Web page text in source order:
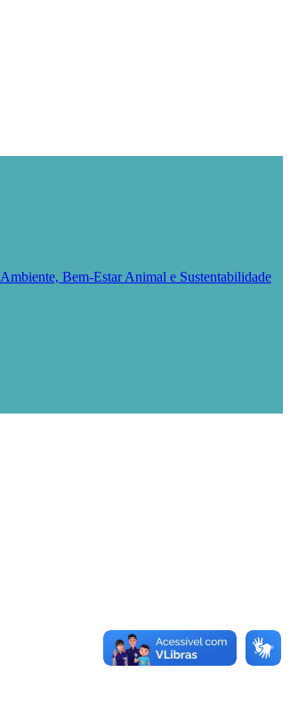
Ambiente, Bem-Estar Animal e Sustentabilidade